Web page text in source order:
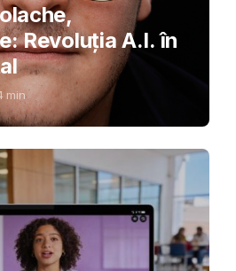
Revoluția A.I. în
min